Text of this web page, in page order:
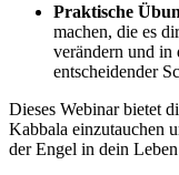
Praktische
machen, die es
verändern und in
entscheidender
Dieses Webinar bietet
Kabbala einzutauchen
der Engel in dein